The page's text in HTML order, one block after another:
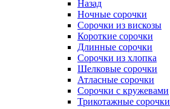
Назад
Ночные сорочки
Сорочки из вискозы
Короткие сорочки
Длинные сорочки
Сорочки из хлопка
Шелковые сорочки
Атласные сорочки
Сорочки с кружевами
Трикотажные сорочки